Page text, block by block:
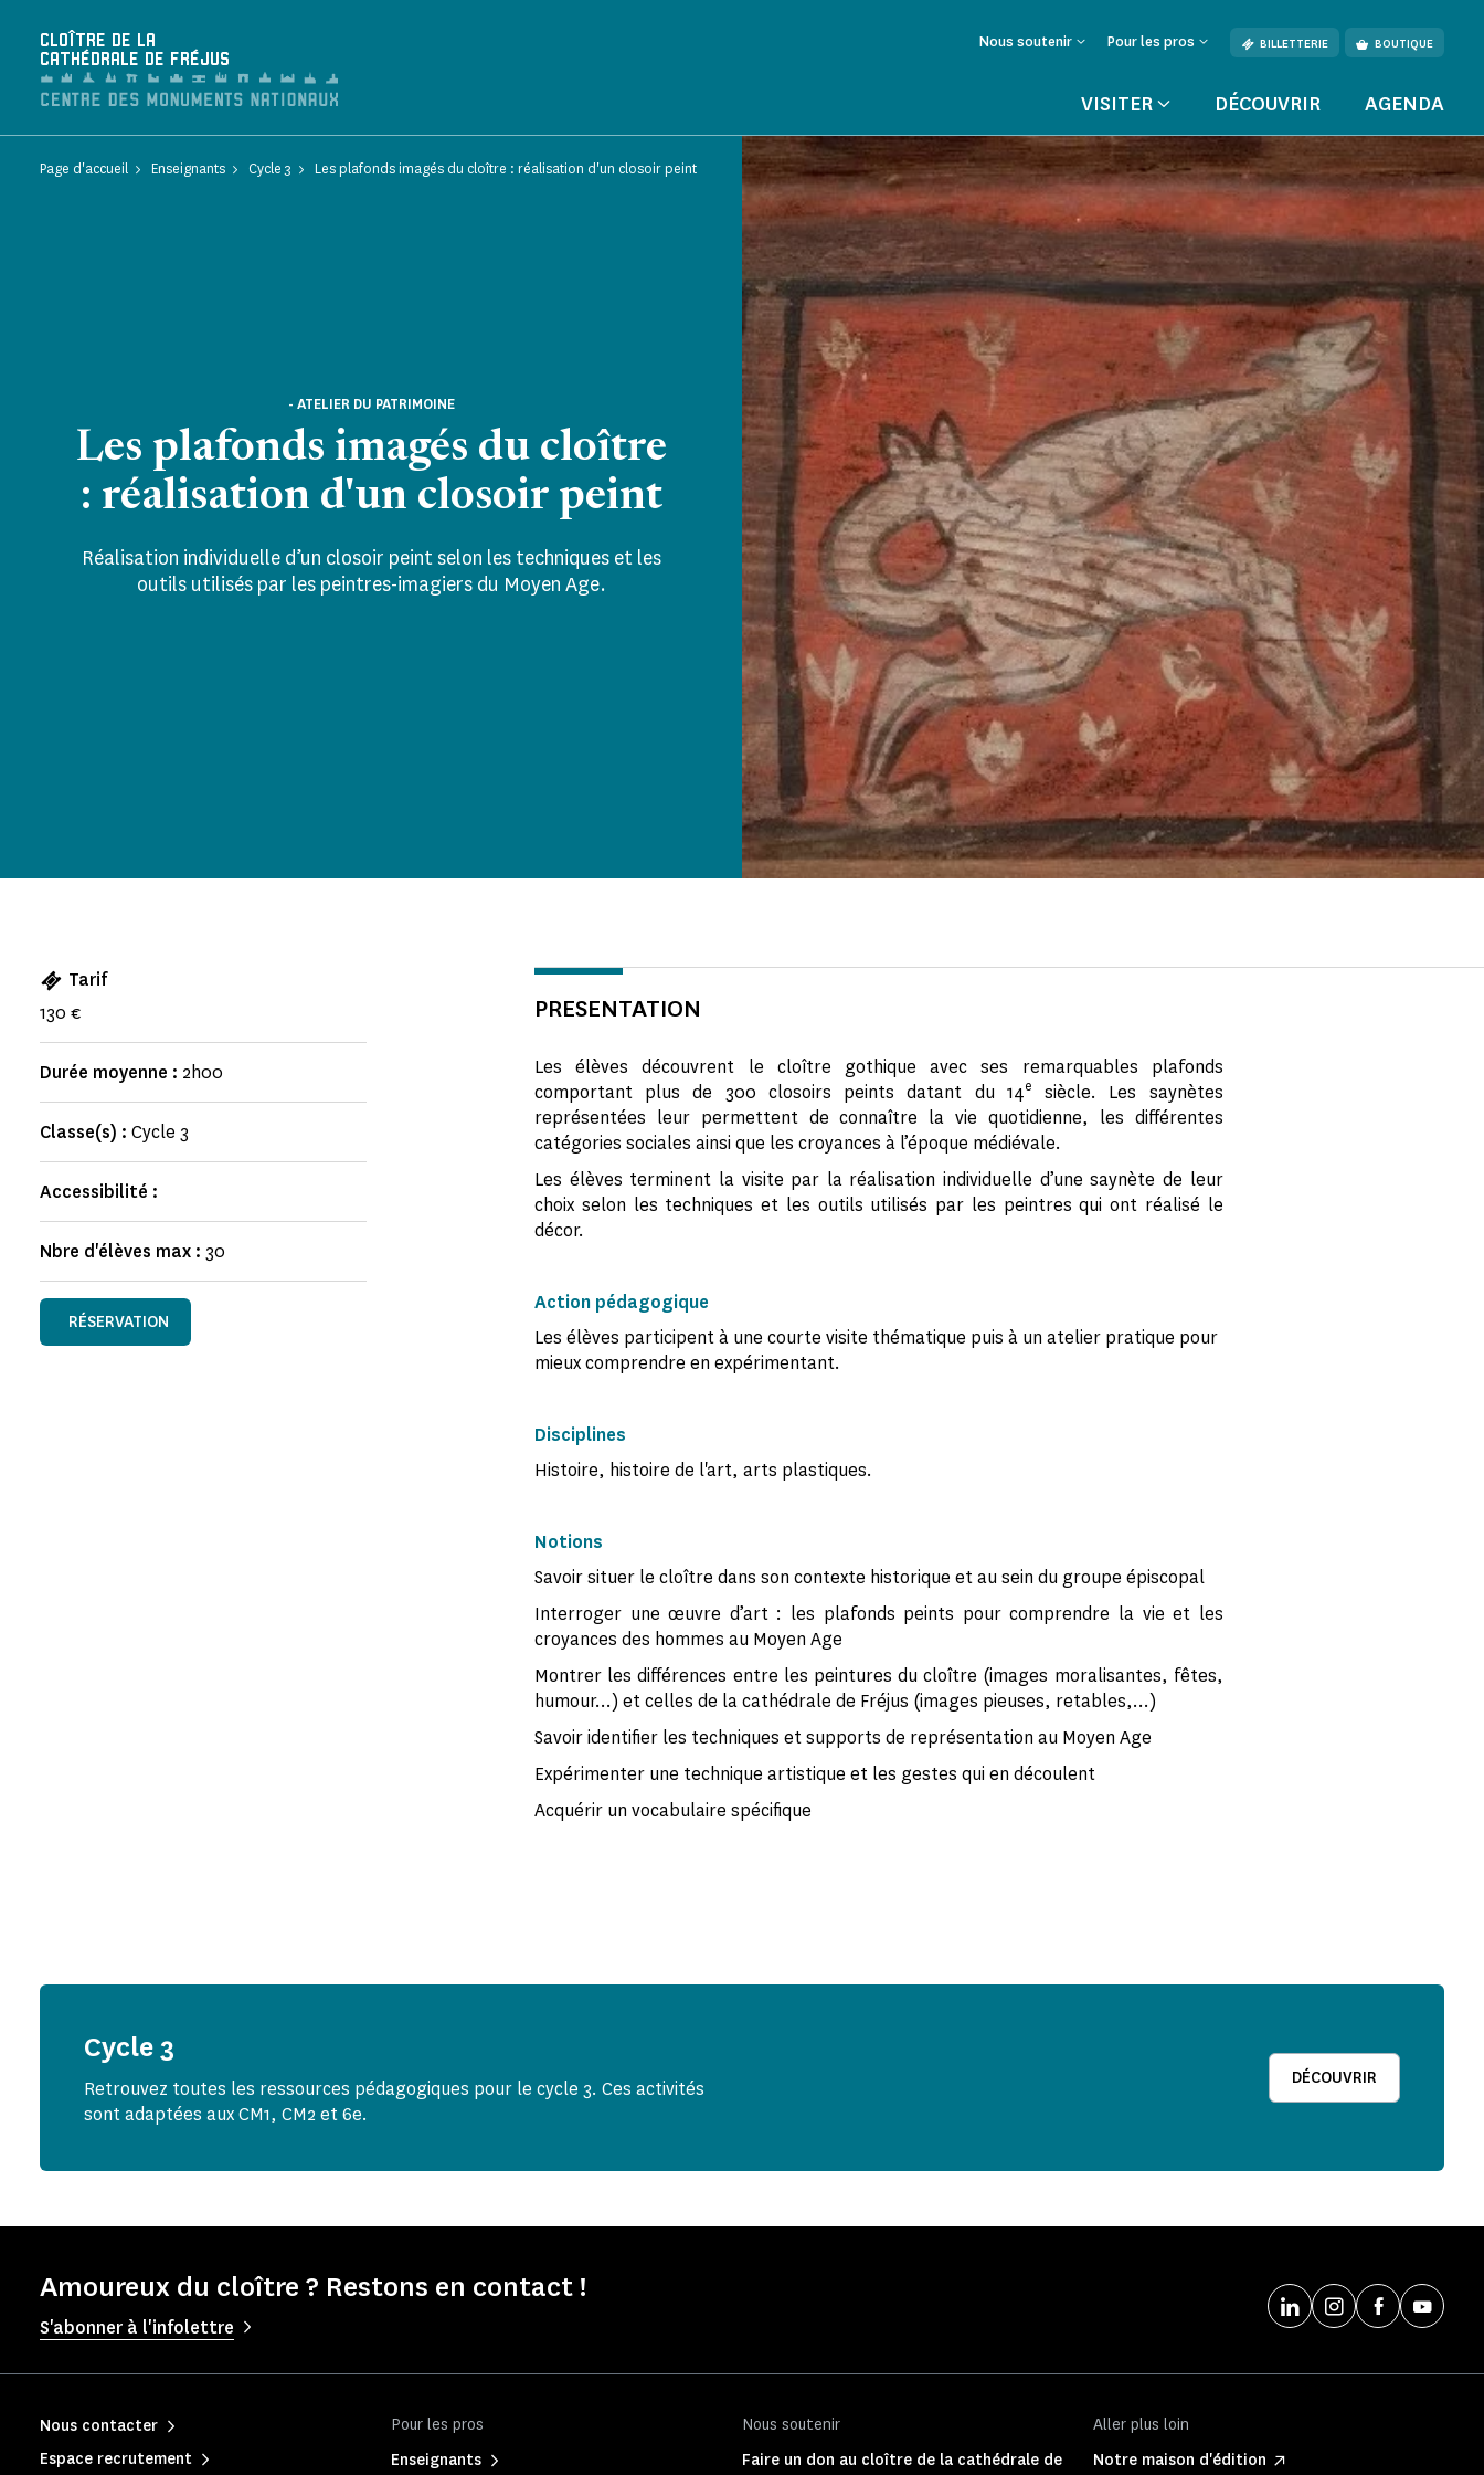
CLOÎTRE DE LA
CATHÉDRALE DE FRÉJUS
Nous soutenir Pour les pros BILLETTERIE BOUTIQUE
VISITER DÉCOUVRIR AGENDA
Page d'accueil Enseignants Cycle 3 Les plafonds imagés du cloître : réalisation d'un closoir peint
Les plafonds imagés du cloître
: réalisation d'un closoir peint
- ATELIER DU PATRIMOINE
Réalisation individuelle d’un closoir peint selon les techniques et les
outils utilisés par les peintres-imagiers du Moyen Age.
Tarif
130 €
Durée moyenne : 2h00
Classe(s) : Cycle 3
Accessibilité :
Nbre d'élèves max : 30
RÉSERVATION
PRESENTATION
Les élèves découvrent le cloître gothique avec ses remarquables plafonds
comportant plus de 300 closoirs peints datant du 14e
siècle. Les saynètes
représentées leur permettent de connaître la vie quotidienne, les différentes
catégories sociales ainsi que les croyances à l’époque médiévale.
Les élèves terminent la visite par la réalisation individuelle d’une saynète de leur
choix selon les techniques et les outils utilisés par les peintres qui ont réalisé le
décor.
Action pédagogique
Les élèves participent à une courte visite thématique puis à un atelier pratique pour
mieux comprendre en expérimentant.
Disciplines
Histoire, histoire de l'art, arts plastiques.
Notions
Savoir situer le cloître dans son contexte historique et au sein du groupe épiscopal
Interroger une œuvre d’art : les plafonds peints pour comprendre la vie et les
croyances des hommes au Moyen Age
Montrer les différences entre les peintures du cloître (images moralisantes, fêtes,
humour…) et celles de la cathédrale de Fréjus (images pieuses, retables,…)
Savoir identifier les techniques et supports de représentation au Moyen Age
Expérimenter une technique artistique et les gestes qui en découlent
Acquérir un vocabulaire spécifique
Cycle 3
Retrouvez toutes les ressources pédagogiques pour le cycle 3. Ces activités
sont adaptées aux CM1, CM2 et 6e.
DÉCOUVRIR
Amoureux du cloître ? Restons en contact !
S'abonner à l'infolettre
Pour les pros
Enseignants
Nous soutenir
Faire un don au cloître de la cathédrale de
Aller plus loin
Notre maison d'édition
Nous contacter
Espace recrutement